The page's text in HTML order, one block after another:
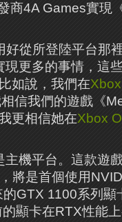
商4A Games實現
好從所登陸平台那
現更多的事情，這
如說，我們在
信我們的遊戲《
更相信她在Xbox
機平台。這款遊
將是首個使用
GTX 1100系列
顯卡在RTX性能